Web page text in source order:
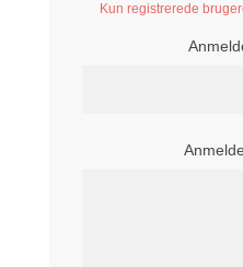
Kun registrerede